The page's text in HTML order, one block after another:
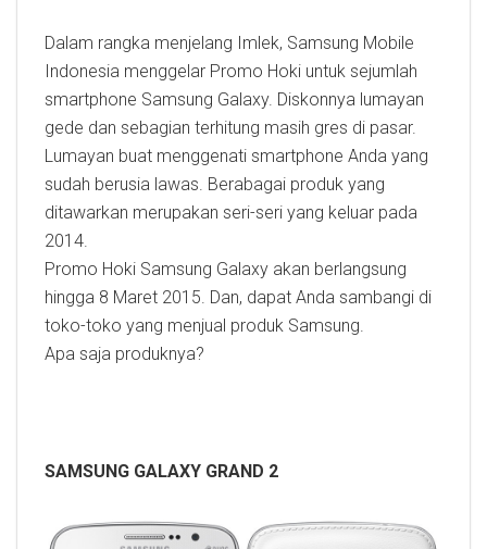
Dalam rangka menjelang Imlek, Samsung Mobile
Indonesia menggelar Promo Hoki untuk sejumlah
smartphone Samsung Galaxy. Diskonnya lumayan
gede dan sebagian terhitung masih gres di pasar.
Lumayan buat menggenati smartphone Anda yang
sudah berusia lawas. Berabagai produk yang
ditawarkan merupakan seri-seri yang keluar pada
2014.
Promo Hoki Samsung Galaxy akan berlangsung
hingga 8 Maret 2015. Dan, dapat Anda sambangi di
toko-toko yang menjual produk Samsung.
Apa saja produknya?
SAMSUNG GALAXY GRAND 2